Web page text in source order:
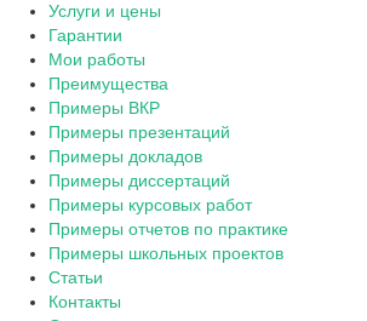
Услуги и цены
Гарантии
Мои работы
Преимущества
Примеры ВКР
Примеры презентаций
Примеры докладов
Примеры диссертаций
Примеры курсовых работ
Примеры отчетов по практике
Примеры школьных проектов
Статьи
Контакты